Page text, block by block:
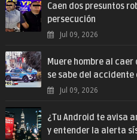
Caen dos presuntos
persecución
Jul 09, 2026
Muere hombre al caer
se sabe del accidente
Jul 09, 2026
¿Tu Android te avisa
y entender la alerta